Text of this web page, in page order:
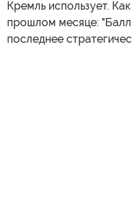
Кремль использует.
прошлом месяце:
последнее